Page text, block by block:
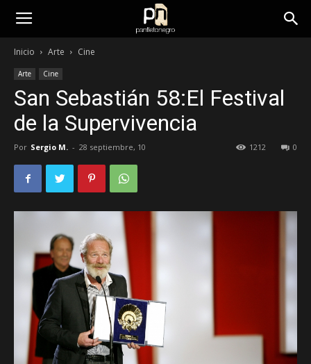
panfletonegro
Inicio Arte Cine
Arte Cine
San Sebastián 58:El Festival
de la Supervivencia
Por Sergio M. - 28 septiembre, 10 0
1212